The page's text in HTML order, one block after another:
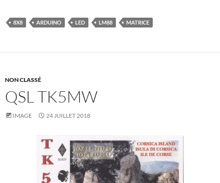
8X8 ARDUINO LED LM88 MATRICE
NON CLASSÉ
QSL TK5MW
IMAGE 24 JUILLET 2018